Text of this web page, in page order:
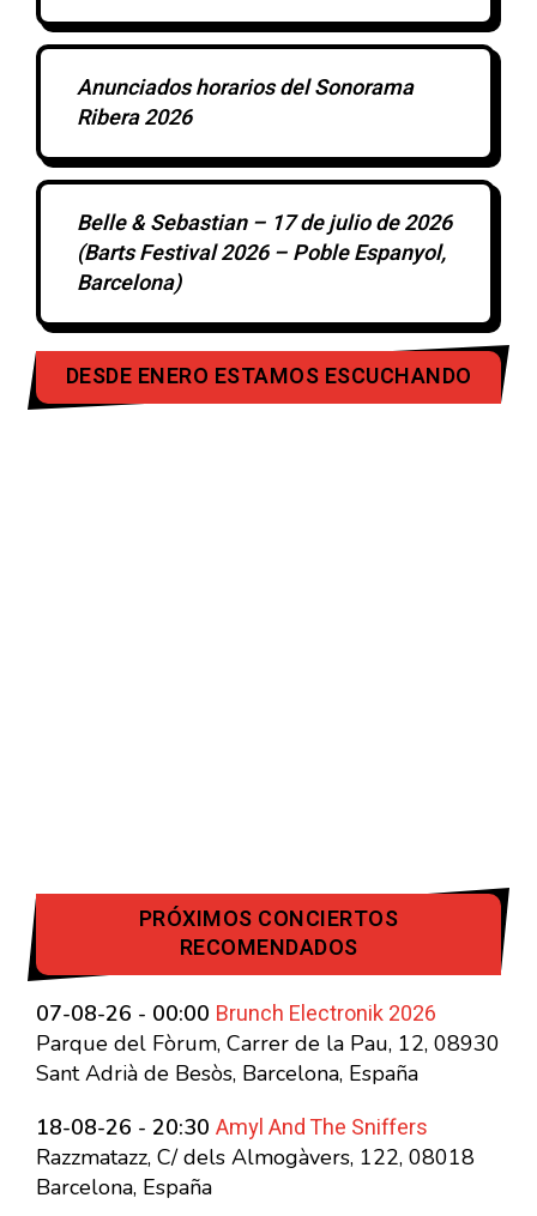
Anunciados horarios del Sonorama
Ribera 2026
Belle & Sebastian – 17 de julio de 2026
(Barts Festival 2026 – Poble Espanyol,
Barcelona)
DESDE ENERO ESTAMOS ESCUCHANDO
PRÓXIMOS CONCIERTOS
RECOMENDADOS
07-08-26 - 00:00 Brunch Electronik 2026
Parque del Fòrum, Carrer de la Pau, 12, 08930
Sant Adrià de Besòs, Barcelona, España
18-08-26 - 20:30 Amyl And The Sniffers
Razzmatazz, C/ dels Almogàvers, 122, 08018
Barcelona, España